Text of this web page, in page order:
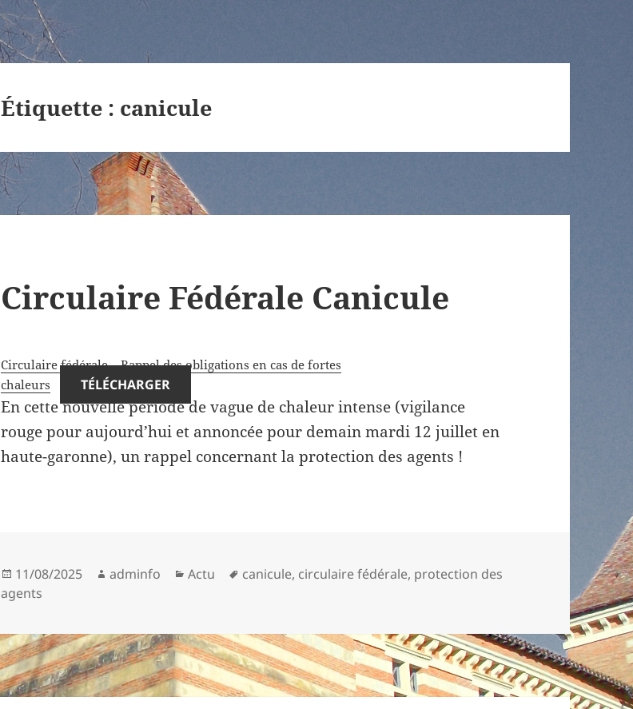
Étiquette : canicule
Circulaire Fédérale Canicule
Circulaire fédérale – Rappel des obligations en cas de fortes
chaleurs
TÉLÉCHARGER
En cette nouvelle période de vague de chaleur intense (vigilance
rouge pour aujourd’hui et annoncée pour demain mardi 12 juillet en
haute-garonne), un rappel concernant la protection des agents !
Publié
le
11/08/2025 Auteur
adminfo Catégories
Actu
Mots-
canicule, circulaire fédérale, protection des
agents